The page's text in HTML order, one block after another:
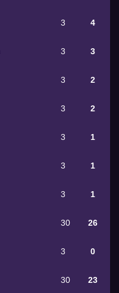
3 4
3 3
3 2
3 2
3 1
3 1
3 1
30 26
3 0
30 23